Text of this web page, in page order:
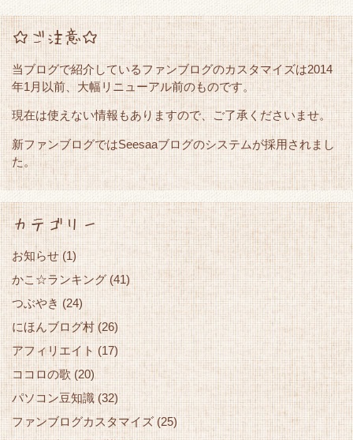
☆ご注意☆
当ブログで紹介しているファンブログのカスタマイズは2014
年1月以前、大幅リニューアル前のものです。
現在は使えない情報もありますので、ご了承くださいませ。
新ファンブログではSeesaaブログのシステムが採用されまし
た。
カテゴリー
お知らせ (1)
かこ☆ランキング(41)
つぶやき (24)
にほんブログ村 (26)
アフィリエイト (17)
ココロの歌 (20)
パソコン豆知識(32)
ファンブログカスタマイズ (25)